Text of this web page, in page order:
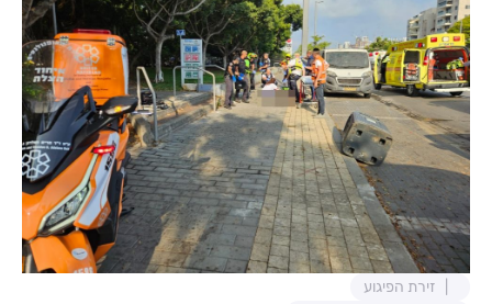
זירת הפיגוע